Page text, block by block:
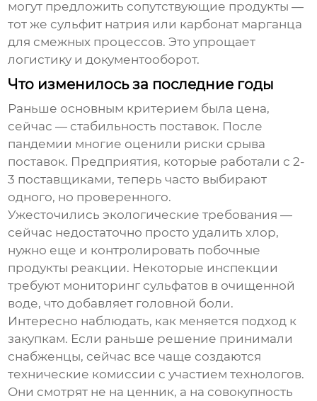
могут предложить сопутствующие продукты —
тот же сульфит натрия или карбонат марганца
для смежных процессов. Это упрощает
логистику и документооборот.
Что изменилось за последние годы
Раньше основным критерием была цена,
сейчас — стабильность поставок. После
пандемии многие оценили риски срыва
поставок. Предприятия, которые работали с 2-
3 поставщиками, теперь часто выбирают
одного, но проверенного.
Ужесточились экологические требования —
сейчас недостаточно просто удалить хлор,
нужно еще и контролировать побочные
продукты реакции. Некоторые инспекции
требуют мониторинг сульфатов в очищенной
воде, что добавляет головной боли.
Интересно наблюдать, как меняется подход к
закупкам. Если раньше решение принимали
снабженцы, сейчас все чаще создаются
технические комиссии с участием технологов.
Они смотрят не на ценник, а на совокупность